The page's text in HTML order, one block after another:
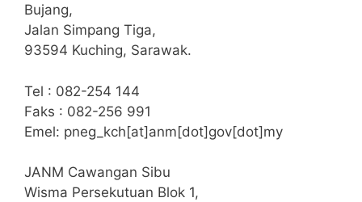
Bujang,
Jalan Simpang Tiga,
93594 Kuching, Sarawak.
Tel : 082-254 144
Faks : 082-256 991
Emel: pneg_kch[at]anm[dot]gov[dot]my
JANM Cawangan Sibu
Wisma Persekutuan Blok 1,